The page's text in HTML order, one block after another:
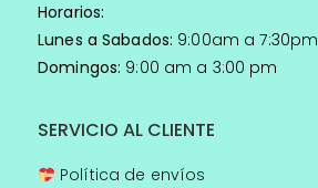
Horarios:
Lunes a Sabados: 9:00am a 7:30pm
Domingos: 9:00 am a 3:00 pm
SERVICIO AL CLIENTE
Política de envíos